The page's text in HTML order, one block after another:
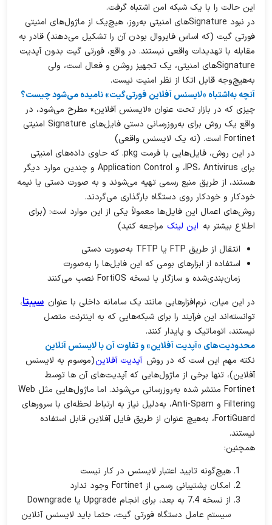
این حالت را با یک شبکه امن اشتباه گرفت.
در نبود Signatureهای امنیتی به‌روز، هیچ‌یک از ماژول‌های امنیتی
فورتی گیت (که اساس فایروال بودن آن را تشکیل می‌دهند) قادر به
مقابله با تهدیدات واقعی نیستند. در واقع، فورتی گیت بدون آپدیت
Signatureهای امنیتی، یک تجهیز روشن و فعال است، ولی
به‌هیچ‌وجه قابل اتکا از نظر امنیت نیست.
آنچه به‌اشتباه «لایسنس آفلاین فورتی‌گیت» نامیده می‌شود چیست؟
چیزی که در بازار تحت عنوان «لایسنس آفلاین» مطرح می‌شود، در
واقع یک روش برای به‌روزرسانی دستی فایل‌های Signature امنیتی
Fortinet است. (نه یک لایسنس واقعی)
در این روش، فایل‌هایی با فرمت pkg. که حاوی داده‌های امنیتی
برای IPS، Antivirus، و Application Control و چندین موارد دیگر
هستند، از طریق منبع رسمی تهیه می‌شوند و به‌ صورت دستی یا نیمه‌
خودکار و خودکار روی دستگاه بارگذاری می‌گردند.
روش‌های اعمال این فایل‌ها معمولاً یکی از این موارد است: (برای
اطلاع بیشتر به این لینک مراجعه کنید)
انتقال از طریق FTP یا TFTP به‌صورت دستی
استفاده از ابزارهای بومی که این فایل‌ها را به‌صورت
زمان‌بندی‌شده و سازگار با نسخه FortiOS نصب می‌کنند
در این میان، نرم‌افزارهایی مانند یک سامانه داخلی با عنوان سیبتا،
توانسته‌اند این فرآیند را برای شبکه‌هایی که به اینترنت متصل
نیستند، اتوماتیک و پایدار کنند.
محدودیت‌های «آپدیت آفلاین» و تفاوت آن با لایسنس آنلاین
نکته مهم این است که در روشآپدیت آفلاین(موسوم به لایسنس
آفلاین)، تنها برخی از ماژول‌هایی که آپدیت‌های آن ها توسط
Fortinet منتشر شده به‌روزرسانی می‌شوند. اما ماژول‌هایی مثل Web
Filtering و Anti-Spam، به‌دلیل نیاز به ارتباط لحظه‌ای با سرورهای
FortiGuard، به‌هیچ عنوان از طریق فایل آفلاین قابل استفاده
نیستند.
همچنین:
هیچ‌گونه تایید اعتبار لایسنس در کار نیست
امکان پشتیبانی رسمی از Fortinet وجود ندارد
از نسخه 7.4 به بعد، برای انجام Upgrade یا Downgrade
سیستم عامل دستگاه فورتی گیت، حتما باید لایسنس آنلاین